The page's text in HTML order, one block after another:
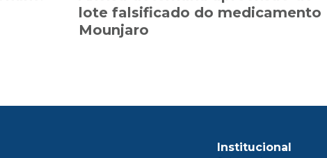
lote falsificado do medicamento
Mounjaro
Institucional